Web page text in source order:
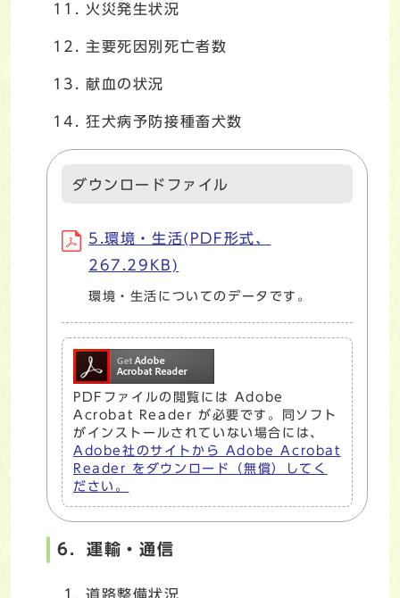
火災発生状況
主要死因別死亡者数
献血の状況
狂犬病予防接種畜犬数
ダウンロードファイル
5.環境・生活(PDF形式、
267.29KB)
環境・生活についてのデータです。
PDFファイルの閲覧には Adobe
Acrobat Reader が必要です。同ソフト
がインストールされていない場合には、
Adobe社のサイトから Adobe Acrobat
Reader をダウンロード（無償）してく
ださい。
6．運輸・通信
道路整備状況